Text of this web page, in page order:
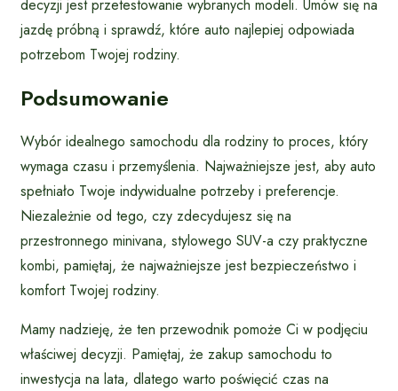
decyzji jest przetestowanie wybranych modeli. Umów się na
jazdę próbną i sprawdź, które auto najlepiej odpowiada
potrzebom Twojej rodziny.
Podsumowanie
Wybór idealnego samochodu dla rodziny to proces, który
wymaga czasu i przemyślenia. Najważniejsze jest, aby auto
spełniało Twoje indywidualne potrzeby i preferencje.
Niezależnie od tego, czy zdecydujesz się na
przestronnego minivana, stylowego SUV-a czy praktyczne
kombi, pamiętaj, że najważniejsze jest bezpieczeństwo i
komfort Twojej rodziny.
Mamy nadzieję, że ten przewodnik pomoże Ci w podjęciu
właściwej decyzji. Pamiętaj, że zakup samochodu to
inwestycja na lata, dlatego warto poświęcić czas na